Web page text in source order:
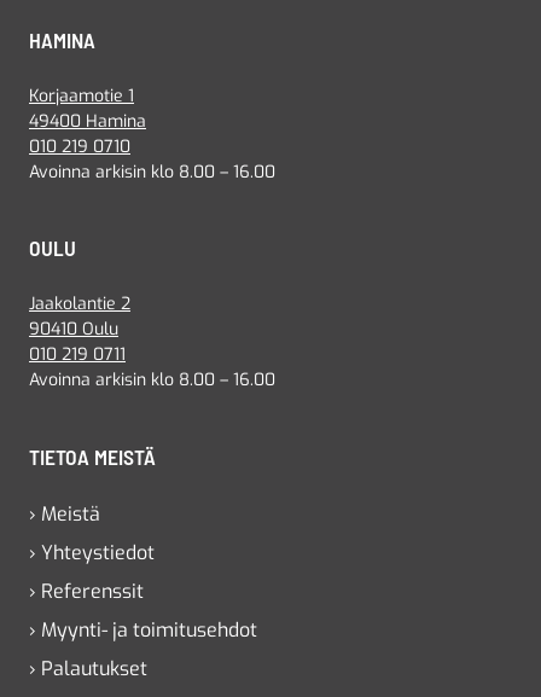
HAMINA
Korjaamotie 1
49400 Hamina
010 219 0710
Avoinna arkisin klo 8.00 – 16.00
OULU
Jaakolantie 2
90410 Oulu
010 219 0711
Avoinna arkisin klo 8.00 – 16.00
TIETOA MEISTÄ
› Meistä
› Yhteystiedot
› Referenssit
› Myynti- ja toimitusehdot
› Palautukset